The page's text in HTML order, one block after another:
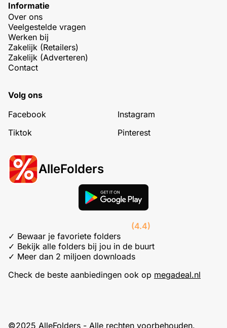
Informatie
Over ons
Veelgestelde vragen
Werken bij
Zakelijk (Retailers)
Zakelijk (Adverteren)
Contact
Volg ons
Facebook
Instagram
Tiktok
Pinterest
AlleFolders
(4.4)
✓ Bewaar je favoriete folders
✓ Bekijk alle folders bij jou in de buurt
✓ Meer dan 2 miljoen downloads
Check de beste aanbiedingen ook op megadeal.nl
©2025 AlleFolders - Alle rechten voorbehouden.